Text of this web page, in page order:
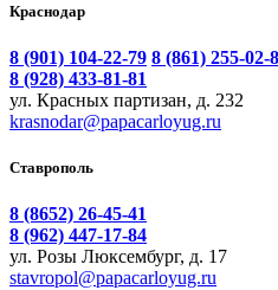
Краснодар
8 (901) 104-22-79 8 (861) 255-02-
8 (928) 433-81-81
ул. Красных партизан, д. 232
krasnodar@papacarloyug.ru
Ставрополь
8 (8652) 26-45-41
8 (962) 447-17-84
ул. Розы Люксембург, д. 17
stavropol@papacarloyug.ru